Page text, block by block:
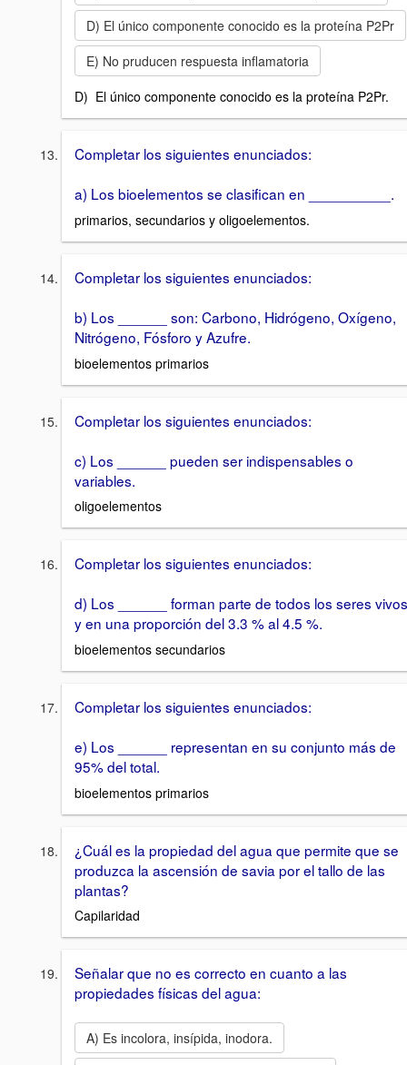
D) El único componente conocido es la proteína P2Pr
E) No pruducen respuesta inflamatoria
D) El único componente conocido es la proteína P2Pr.
Completar los siguientes enunciados:
a) Los bioelementos se clasifican en __________.
primarios, secundarios y oligoelementos.
Completar los siguientes enunciados:
b) Los ______ son: Carbono, Hidrógeno, Oxígeno,
Nitrógeno, Fósforo y Azufre.
bioelementos primarios
Completar los siguientes enunciados:
c) Los ______ pueden ser indispensables o
variables.
oligoelementos
Completar los siguientes enunciados:
d) Los ______ forman parte de todos los seres vivos
y en una proporción del 3.3 % al 4.5 %.
bioelementos secundarios
Completar los siguientes enunciados:
e) Los ______ representan en su conjunto más de
95% del total.
bioelementos primarios
¿Cuál es la propiedad del agua que permite que se
produzca la ascensión de savia por el tallo de las
plantas?
Capilaridad
Señalar que no es correcto en cuanto a las
propiedades físicas del agua:
A) Es incolora, insípida, inodora.